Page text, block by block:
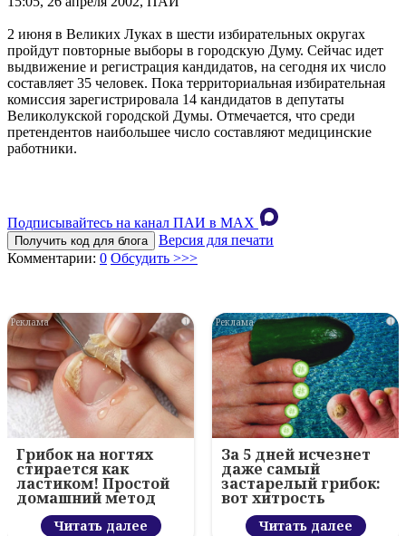
2 июня в Великих Луках в шести избирательных округах
пройдут повторные выборы в городскую Думу. Сейчас идет
выдвижение и регистрация кандидатов, на сегодня их число
составляет 35 человек. Пока территориальная избирательная
комиссия зарегистрировала 14 кандидатов в депутаты
Великолукской городской Думы. Отмечается, что среди
претендентов наибольшее число составляют медицинские
работники.
Подписывайтесь на канал ПАИ в MAХ
Получить код для блога
Версия для печати
Комментарии: 0 Обсудить >>>
i
Грибок на ногтях
стирается как
ластиком! Простой
домашний метод
Читать далее
i
За 5 дней исчезнет
даже самый
застарелый грибок:
вот хитрость
Читать далее